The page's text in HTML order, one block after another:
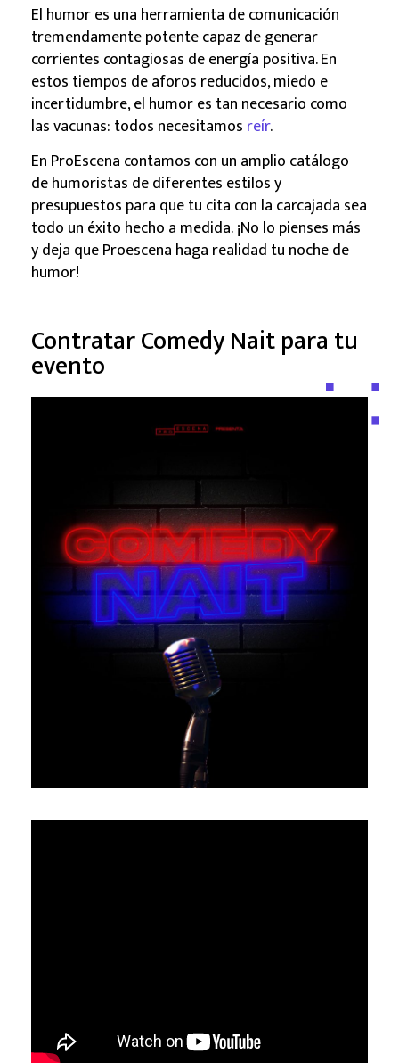
El humor es una herramienta de comunicación
tremendamente potente capaz de generar
corrientes contagiosas de energía positiva. En
estos tiempos de aforos reducidos, miedo e
incertidumbre, el humor es tan necesario como
las vacunas: todos necesitamos reír.
En ProEscena contamos con un amplio catálogo
de humoristas de diferentes estilos y
presupuestos para que tu cita con la carcajada sea
todo un éxito hecho a medida. ¡No lo pienses más
y deja que Proescena haga realidad tu noche de
humor!
Contratar Comedy Nait para tu
evento